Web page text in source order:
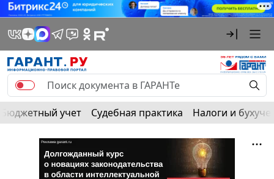
Бюджетный учет Судебная практика Налоги и